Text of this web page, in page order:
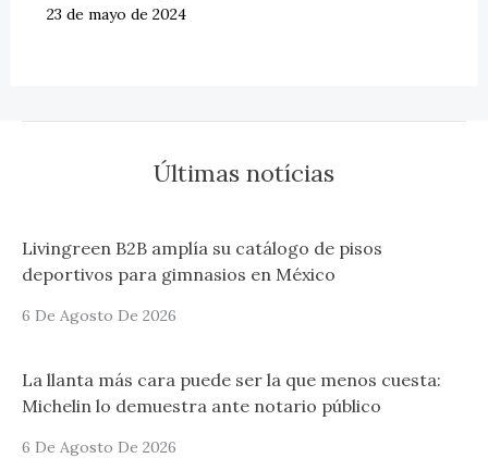
23 de mayo de 2024
Últimas notícias
Livingreen B2B amplía su catálogo de pisos
deportivos para gimnasios en México
6 De Agosto De 2026
La llanta más cara puede ser la que menos cuesta:
Michelin lo demuestra ante notario público
6 De Agosto De 2026